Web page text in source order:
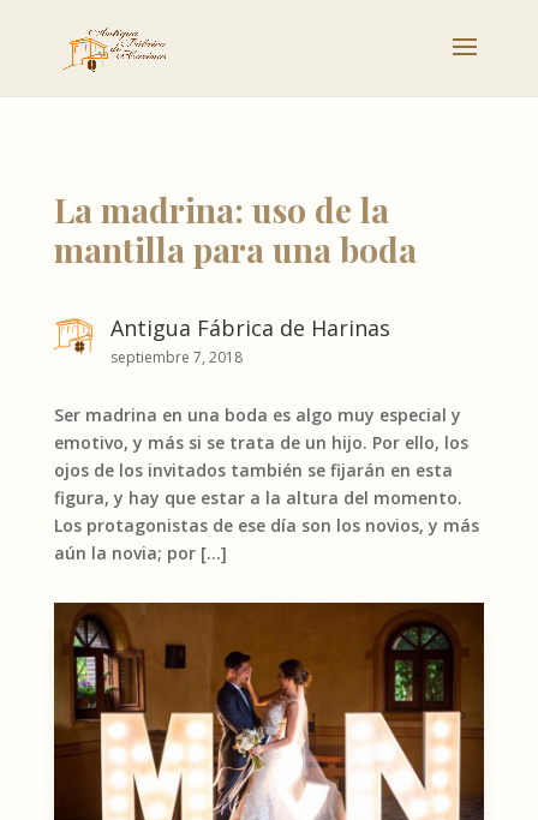
La madrina: uso de la
mantilla para una boda
Antigua Fábrica de Harinas
septiembre 7, 2018
Ser madrina en una boda es algo muy especial y
emotivo, y más si se trata de un hijo. Por ello, los
ojos de los invitados también se fijarán en esta
figura, y hay que estar a la altura del momento.
Los protagonistas de ese día son los novios, y más
aún la novia; por […]